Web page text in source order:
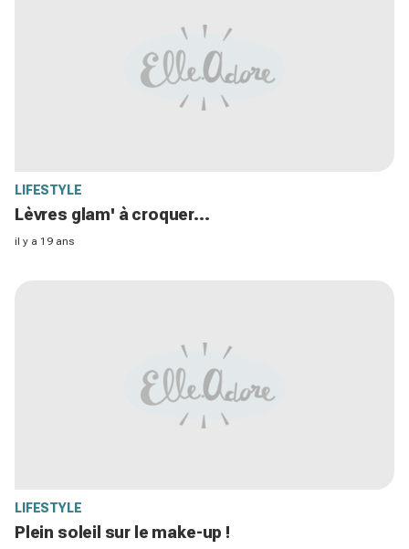
LIFESTYLE
Lèvres glam' à croquer...
il y a 19 ans
LIFESTYLE
Plein soleil sur le make-up !